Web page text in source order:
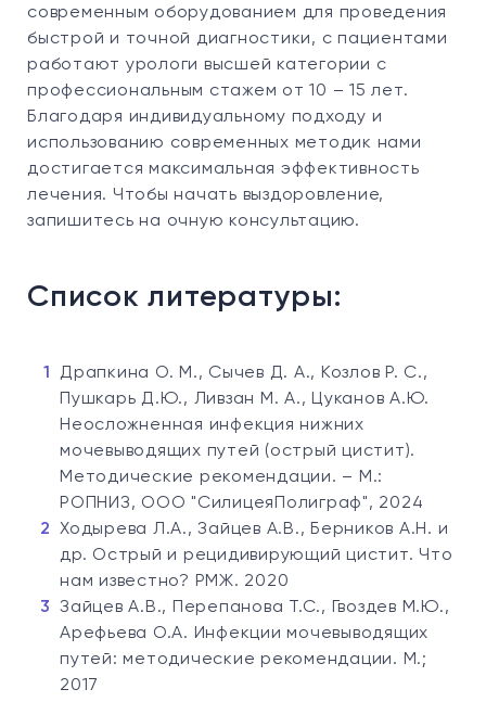
современным оборудованием для проведения
быстрой и точной диагностики, с пациентами
работают урологи высшей категории с
профессиональным стажем от 10 – 15 лет.
Благодаря индивидуальному подходу и
использованию современных методик нами
достигается максимальная эффективность
лечения. Чтобы начать выздоровление,
запишитесь на очную консультацию.
Список литературы:
Драпкина О. М., Сычев Д. А., Козлов Р. С.,
Пушкарь Д.Ю., Ливзан М. А., Цуканов А.Ю.
Неосложненная инфекция нижних
мочевыводящих путей (острый цистит).
Методические рекомендации. – М.:
РОПНИЗ, ООО "СилицеяПолиграф", 2024
Ходырева Л.А., Зайцев А.В., Берников А.Н. и
др. Острый и рецидивирующий цистит. Что
нам известно? РМЖ. 2020
Зайцев А.В., Перепанова Т.С., Гвоздев М.Ю.,
Арефьева О.А. Инфекции мочевыводящих
путей: методические рекомендации. М.;
2017